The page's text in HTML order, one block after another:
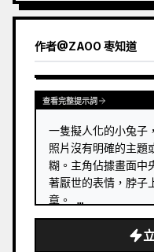
作者@ZAOO 枣知道
查看完整提示詞
一隻擬人化的小兔子
照片沒有明確的主題
糊。主角佔據畫面中
著厭世的表情，脖子
章。 …